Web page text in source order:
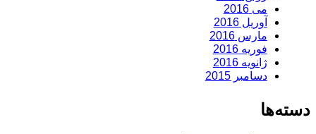
می 2016
آوریل 2016
مارس 2016
فوریه 2016
ژانویه 2016
دسامبر 2015
دسته‌ها